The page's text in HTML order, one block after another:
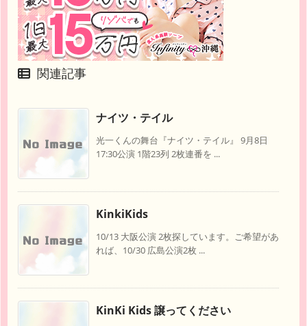
関連記事
ナイツ・テイル
光一くんの舞台『ナイツ・テイル』 9月8日
17:30公演 1階23列 2枚連番を ...
KinkiKids
10/13 大阪公演 2枚探しています。ご希望があ
れば、10/30 広島公演2枚 ...
KinKi Kids 譲ってください